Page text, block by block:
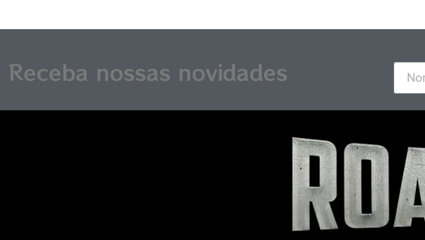
Receba nossas novidades